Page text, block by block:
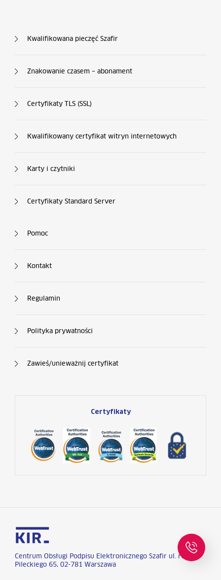
Kwalifikowana pieczęć Szafir
Znakowanie czasem – abonament
Certyfikaty TLS (SSL)
Kwalifikowany certyfikat witryn internetowych
Karty i czytniki
Certyfikaty Standard Server
Pomoc
Kontakt
Regulamin
Polityka prywatności
Zawieś/unieważnij certyfikat
Certyfikaty
Centrum Obsługi Podpisu Elektronicznego Szafir ul. rtm. W.
Pileckiego 65, 02-781 Warszawa